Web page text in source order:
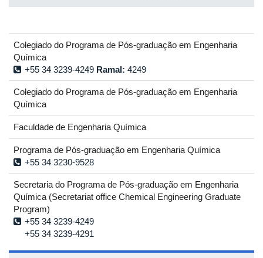
Colegiado do Programa de Pós-graduação em Engenharia
Química
+55 34 3239-4249 Ramal: 4249
Colegiado do Programa de Pós-graduação em Engenharia
Química
Faculdade de Engenharia Química
Programa de Pós-graduação em Engenharia Química
+55 34 3230-9528
Secretaria do Programa de Pós-graduação em Engenharia
Química (Secretariat office Chemical Engineering Graduate
Program)
+55 34 3239-4249
+55 34 3239-4291